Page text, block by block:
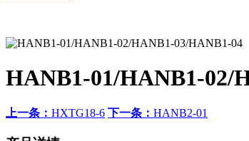
HANB1-01/HANB1-02/
上一条： HXTG18-6 下一条： HANB2-01